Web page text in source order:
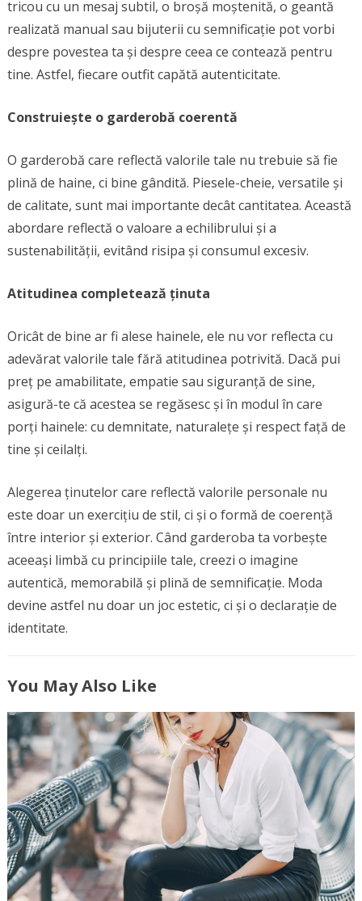
tricou cu un mesaj subtil, o broșă moștenită, o geantă
realizată manual sau bijuterii cu semnificație pot vorbi
despre povestea ta și despre ceea ce contează pentru
tine. Astfel, fiecare outfit capătă autenticitate.
Construiește o garderobă coerentă
O garderobă care reflectă valorile tale nu trebuie să fie
plină de haine, ci bine gândită. Piesele-cheie, versatile și
de calitate, sunt mai importante decât cantitatea. Această
abordare reflectă o valoare a echilibrului și a
sustenabilității, evitând risipa și consumul excesiv.
Atitudinea completează ținuta
Oricât de bine ar fi alese hainele, ele nu vor reflecta cu
adevărat valorile tale fără atitudinea potrivită. Dacă pui
preț pe amabilitate, empatie sau siguranță de sine,
asigură-te că acestea se regăsesc și în modul în care
porți hainele: cu demnitate, naturalețe și respect față de
tine și ceilalți.
Alegerea ținutelor care reflectă valorile personale nu
este doar un exercițiu de stil, ci și o formă de coerență
între interior și exterior. Când garderoba ta vorbește
aceeași limbă cu principiile tale, creezi o imagine
autentică, memorabilă și plină de semnificație. Moda
devine astfel nu doar un joc estetic, ci și o declarație de
identitate.
You May Also Like